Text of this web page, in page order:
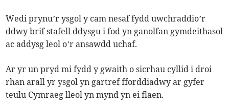
Wedi prynu’r ysgol y cam nesaf fydd uwchraddio’r
ddwy brif stafell ddysgu i fod yn ganolfan gymdeithasol
ac addysg leol o’r ansawdd uchaf.
Ar yr un pryd mi fydd y gwaith o sicrhau cyllid i droi
rhan arall yr ysgol yn gartref fforddiadwy ar gyfer
teulu Cymraeg lleol yn mynd yn ei flaen.